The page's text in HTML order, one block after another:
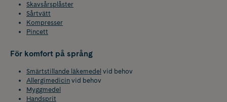
Skavsårsplåster
Sårtvätt
Kompresser
Pincett
För komfort på språng
Smärtstillande läkemedel vid behov
Allergimedicin vid behov
Myggmedel
Handsprit